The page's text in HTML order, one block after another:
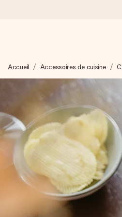
Nous préparons votre cadeau
4,9 (sur la base de +15
Nos cadeaux sont appréciés.
Carte de vœux gratuite
Créez quelque chose
Accueil Accessoires de cuisine